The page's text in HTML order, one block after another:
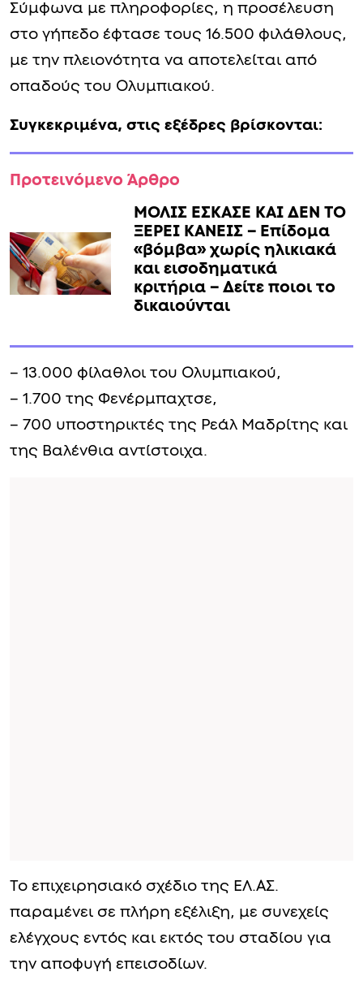
Σύμφωνα με πληροφορίες, η προσέλευση
στο γήπεδο έφτασε τους 16.500 φιλάθλους,
με την πλειονότητα να αποτελείται από
οπαδούς του Ολυμπιακού.
Συγκεκριμένα, στις εξέδρες βρίσκονται:
Προτεινόμενο Άρθρο
ΜΟΛΙΣ ΕΣΚΑΣΕ ΚΑΙ ΔΕΝ ΤΟ
ΞΕΡΕΙ ΚΑΝΕΙΣ – Επίδομα
«βόμβα» χωρίς ηλικιακά
και εισοδηματικά
κριτήρια – Δείτε ποιοι το
δικαιούνται
– 13.000 φίλαθλοι του Ολυμπιακού,
– 1.700 της Φενέρμπαχτσε,
– 700 υποστηρικτές της Ρεάλ Μαδρίτης και
της Βαλένθια αντίστοιχα.
Το επιχειρησιακό σχέδιο της ΕΛ.ΑΣ.
παραμένει σε πλήρη εξέλιξη, με συνεχείς
ελέγχους εντός και εκτός του σταδίου για
την αποφυγή επεισοδίων.